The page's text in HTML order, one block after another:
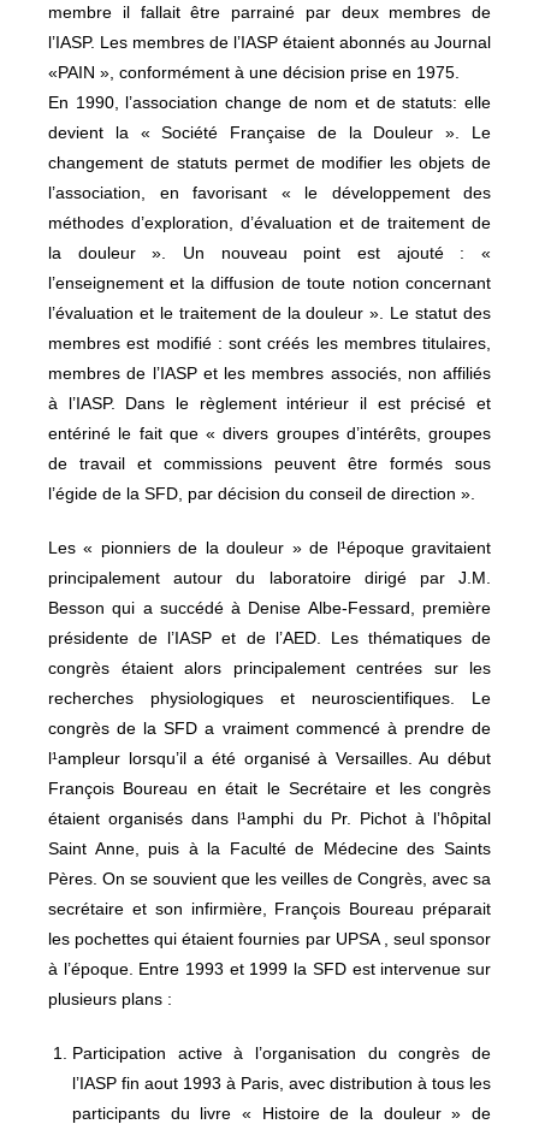
membre il fallait être parrainé par deux membres de
l’IASP. Les membres de l’IASP étaient abonnés au Journal
«PAIN », conformément à une décision prise en 1975.
En 1990, l’association change de nom et de statuts: elle
devient la « Société Française de la Douleur ». Le
changement de statuts permet de modifier les objets de
l’association, en favorisant « le développement des
méthodes d’exploration, d’évaluation et de traitement de
la douleur ». Un nouveau point est ajouté : «
l’enseignement et la diffusion de toute notion concernant
l’évaluation et le traitement de la douleur ». Le statut des
membres est modifié : sont créés les membres titulaires,
membres de l’IASP et les membres associés, non affiliés
à l’IASP. Dans le règlement intérieur il est précisé et
entériné le fait que « divers groupes d’intérêts, groupes
de travail et commissions peuvent être formés sous
l’égide de la SFD, par décision du conseil de direction ».
Les « pionniers de la douleur » de l¹époque gravitaient
principalement autour du laboratoire dirigé par J.M.
Besson qui a succédé à Denise Albe-Fessard, première
présidente de l’IASP et de l’AED. Les thématiques de
congrès étaient alors principalement centrées sur les
recherches physiologiques et neuroscientifiques. Le
congrès de la SFD a vraiment commencé à prendre de
l¹ampleur lorsqu’il a été organisé à Versailles. Au début
François Boureau en était le Secrétaire et les congrès
étaient organisés dans l¹amphi du Pr. Pichot à l’hôpital
Saint Anne, puis à la Faculté de Médecine des Saints
Pères. On se souvient que les veilles de Congrès, avec sa
secrétaire et son infirmière, François Boureau préparait
les pochettes qui étaient fournies par UPSA , seul sponsor
à l’époque. Entre 1993 et 1999 la SFD est intervenue sur
plusieurs plans :
Participation active à l’organisation du congrès de
l’IASP fin aout 1993 à Paris, avec distribution à tous les
participants du livre « Histoire de la douleur » de